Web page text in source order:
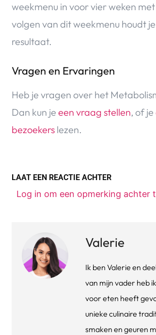
weekmenu in voor vier weken
volgen van dit weekmenu houdt
resultaat.
Vragen en Ervaringen
Heb je vragen over het
Dan kun je een vraag stellen, of je
bezoekers lezen.
LAAT EEN REACTIE ACHTER
Log in om een opmerking achter
Valerie
Ik ben Valerie en
van mijn vader heb
voor eten heeft
unieke culinaire
smaken en geuren